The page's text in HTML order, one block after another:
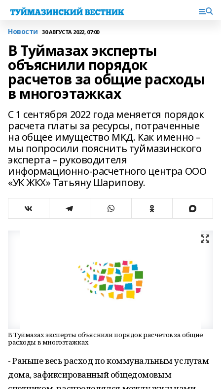
Новости 30 АВГУСТА 2022, 07:00
В Туймазах эксперты
объяснили порядок
расчетов за общие расходы
в многоэтажках
С 1 сентября 2022 года меняется порядок
расчета платы за ресурсы, потраченные
на общее имущество МКД. Как именно –
мы попросили пояснить туймазинского
эксперта – руководителя
информационно-расчетного центра ООО
«УК ЖКХ» Татьяну Шарипову.
В Туймазах эксперты объяснили порядок расчетов за общие
расходы в многоэтажках
- Раньше весь расход по коммунальным услугам
дома, зафиксированный общедомовым